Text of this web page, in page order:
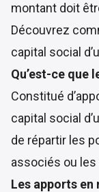
montant doit
Découvrez
capital social
Qu’est-ce que
Constitué
capital social
de répartir les
associés ou
Les apports en